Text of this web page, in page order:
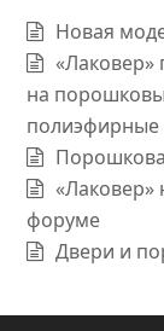
Новая
«Лаковер»
на
полиэфирные
форуме
Двери и